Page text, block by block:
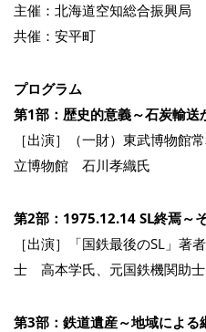
主催：北海道空知総合振興局
共催：安平町
プログラム
第1部：歴史的意義～石炭輸送
［出演］（一財）東武博物
立博物館 石川孝織氏
第2部：1975.12.14 SL終焉～
［出演］「国鉄最後のSL」
士 高本学氏、元国鉄機関助
第3部：鉄道遺産～地域による